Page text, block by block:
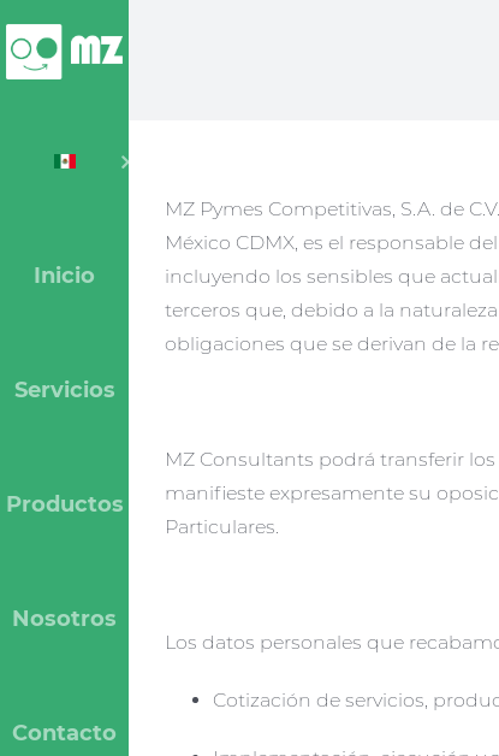
to
content
Inicio
Servicios
Productos
Nosotros
Contacto
MZ Pymes Competitivas, S.A. de
México CDMX, es el responsable
incluyendo los sensibles que
terceros que, debido a la
obligaciones que se derivan de la
MZ Consultants podrá transferir
manifieste expresamente su
Particulares.
Los datos personales que
Cotización de servicios,